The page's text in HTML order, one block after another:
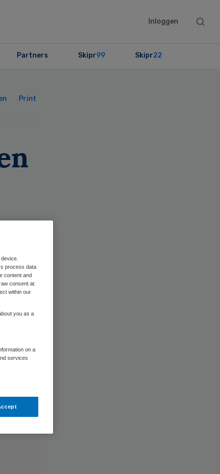
Inloggen
Search
Partners Skipr99 Skipr22
Print
process data
content and
consent at
within our
you as a
on a
services